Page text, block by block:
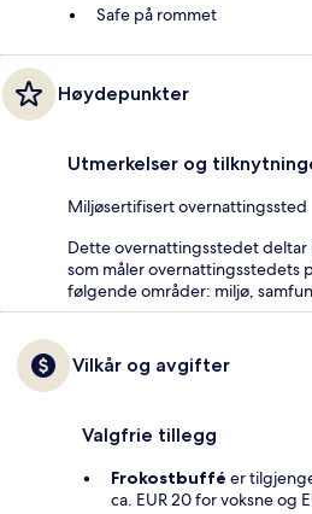
Safe på rommet
Høydepunkter
Utmerkelser og
Miljøsertifisert overnattingssted
Dette overnattingsstedet deltar
som måler overnattingsstedets
følgende områder: miljø,
Vilkår og avgifter
Valgfrie tillegg
Frokostbuffé er
ca. EUR 20 for voksne og